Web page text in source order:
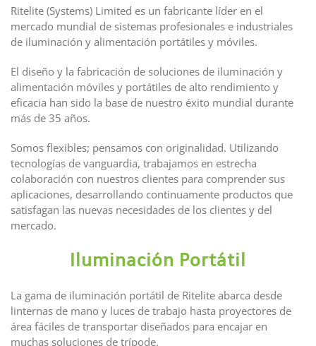
Ritelite (Systems) Limited es un fabricante líder en el
mercado mundial de sistemas profesionales e industriales
de iluminación y alimentación portátiles y móviles.
El diseño y la fabricación de soluciones de iluminación y
alimentación móviles y portátiles de alto rendimiento y
eficacia han sido la base de nuestro éxito mundial durante
más de 35 años.
Somos flexibles; pensamos con originalidad. Utilizando
tecnologías de vanguardia, trabajamos en estrecha
colaboración con nuestros clientes para comprender sus
aplicaciones, desarrollando continuamente productos que
satisfagan las nuevas necesidades de los clientes y del
mercado.
Iluminación Portátil
La gama de iluminación portátil de Ritelite abarca desde
linternas de mano y luces de trabajo hasta proyectores de
área fáciles de transportar diseñados para encajar en
muchas soluciones de trípode.